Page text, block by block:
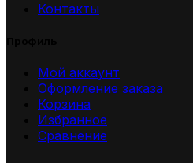
Контакты
Мой аккаунт
Оформление заказа
Корзина
Избранное
Сравнение